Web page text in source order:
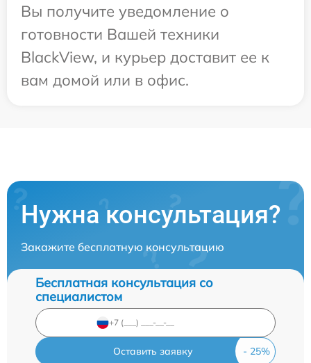
Вы получите уведомление о
готовности Вашей техники
BlackView, и курьер доставит ее к
вам домой или в офис.
Нужна консультация?
Закажите бесплатную консультацию
Бесплатная консультация со
специалистом
Оставить заявку